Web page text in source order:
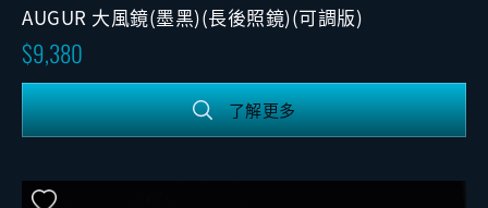
AUGUR 大風鏡(墨黑)(長後照鏡)(可調版)
9,380
了解更多